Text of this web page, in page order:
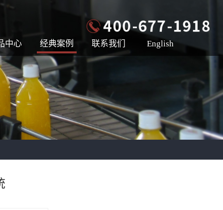
中心 经典案例 联系我们 English